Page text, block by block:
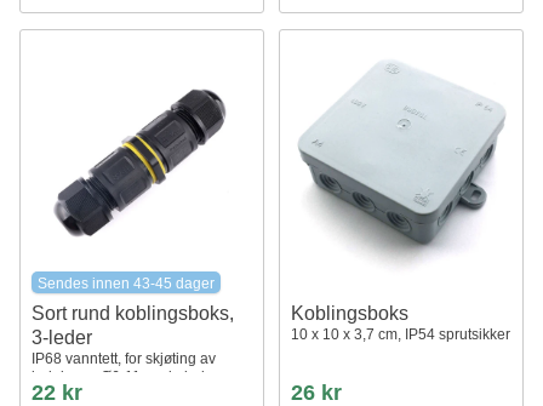
Sendes innen 43-45 dager
Sort rund koblingsboks,
3-leder
IP68 vanntett, for skjøting av
ledninger, Ø6-11mm kabel
22 kr
Koblingsboks
10 x 10 x 3,7 cm, IP54 sprutsikker
26 kr